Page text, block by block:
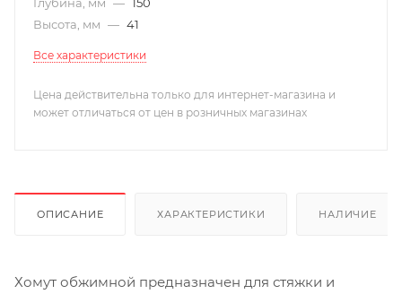
Высота, мм — 41
Все характеристики
Цена действительна только для интернет-магазина и
может отличаться от цен в розничных магазинах
ОПИСАНИЕ ХАРАКТЕРИСТИКИ НАЛИЧИЕ
Хомут обжимной предназначен для стяжки и